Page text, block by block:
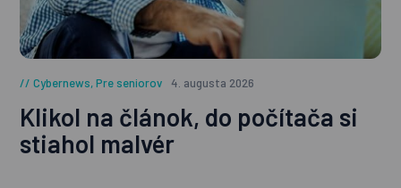
Cybernews,Pre seniorov 4. augusta 2026
Klikol na článok, do počítača si
stiahol malvér